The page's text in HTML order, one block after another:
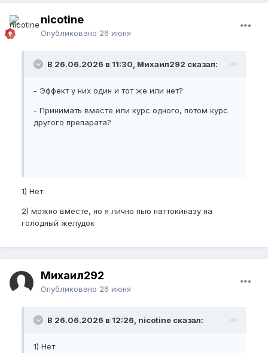
nicotine
Опубликовано 26 июня
В 26.06.2026 в 11:30, Михаил292 сказал:
- Эффект у них один и тот же или нет?
- Принимать вместе или курс одного, потом курс
другого препарата?
1) Нет
2) можно вместе, но я лично пью наттокиназу на
голодный желудок
Михаил292
Опубликовано 26 июня
В 26.06.2026 в 12:26, nicotine сказал:
1) Нет